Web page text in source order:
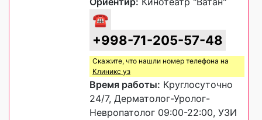
☎
+998-71-205-57-48
Скажите, что нашли номер телефона на
Клиникс уз
Время работы: Круглосуточно
24/7, Дерматолог-Уролог-
Невропатолог 09:00-22:00, УЗИ